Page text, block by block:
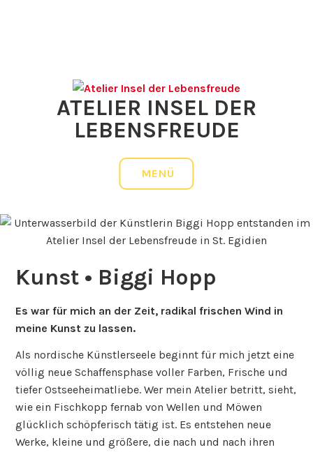
ATELIER INSEL DER
LEBENSFREUDE
MENÜ
Kunst • Biggi Hopp
Es war für mich an der Zeit, radikal frischen Wind in
meine Kunst zu lassen.
Als nordische Künstlerseele beginnt für mich jetzt eine
völlig neue Schaffensphase voller Farben, Frische und
tiefer Ostseeheimatliebe. Wer mein Atelier betritt, sieht,
wie ein Fischkopp fernab von Wellen und Möwen
glücklich schöpferisch tätig ist. Es entstehen neue
Werke, kleine und größere, die nach und nach ihren